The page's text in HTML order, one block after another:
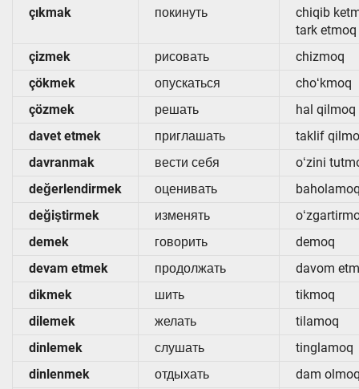
çıkmak покинуть
chiqib
tark etmoq
çizmek
рисовать
chizmoq
çökmek
опускаться
choʻkmoq
çözmek
решать
hal qilmoq
davet etmek
приглашать
taklif
davranmak
вести себя
oʻzini
değerlendirmek
оценивать
değiştirmek
изменять
demek
говорить
demoq
devam etmek
продолжать
davom
dikmek
шить
tikmoq
dilemek
желать
tilamoq
dinlemek
слушать
tinglamoq
dinlenmek
отдыхать
dam